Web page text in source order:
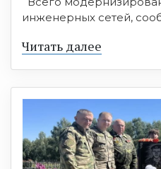
инженерных сетей,
Читать далее